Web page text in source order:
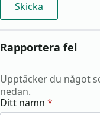
Rapportera fel
Upptäcker du något
nedan.
Ditt namn *